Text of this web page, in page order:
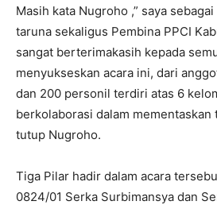
Masih kata Nugroho ,” saya
taruna sekaligus Pembina PPCI
sangat berterimakasih kepada
menyukseskan acara ini, dari
dan 200 personil terdiri atas 6
berkolaborasi dalam mementaskan
tutup Nugroho.
Tiga Pilar hadir dalam acara
0824/01 Serka Surbimansya dan